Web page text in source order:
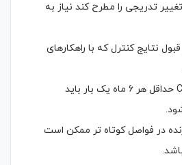
تدریجی را مطرح کند نیاز به
نتایج کنترل که با راهکارهای
بر اساس مقررات CLIA حداقل هر 6 ماه یک بار باید
در فواصل کوتاه تر ممکن است